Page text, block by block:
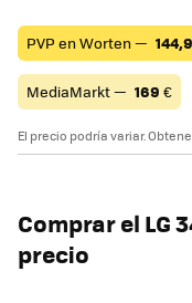
PVP en Worten —
MediaMarkt — 169 €
El precio podría variar.
Comprar el LG
precio